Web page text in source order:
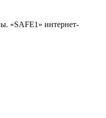
«SAFE1» интернет-